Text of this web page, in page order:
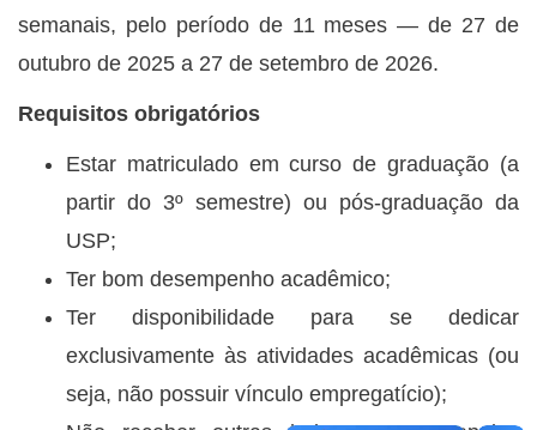
semanais, pelo período de 11 meses — de 27 de
outubro de 2025 a 27 de setembro de 2026.
Requisitos obrigatórios
Estar matriculado em curso de graduação (a
partir do 3º semestre) ou pós-graduação da
USP;
Ter bom desempenho acadêmico;
Ter disponibilidade para se dedicar
exclusivamente às atividades acadêmicas (ou
seja, não possuir vínculo empregatício);